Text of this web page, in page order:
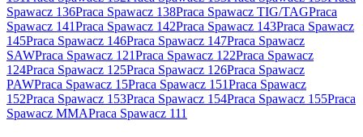
Spawacz 136Praca Spawacz 138Praca Spawacz TIG/TAGPraca
Spawacz 141Praca Spawacz 142Praca Spawacz 143Praca Spawacz
145Praca Spawacz 146Praca Spawacz 147Praca Spawacz
SAWPraca Spawacz 121Praca Spawacz 122Praca Spawacz
124Praca Spawacz 125Praca Spawacz 126Praca Spawacz
PAWPraca Spawacz 15Praca Spawacz 151Praca Spawacz
152Praca Spawacz 153Praca Spawacz 154Praca Spawacz 155Praca
Spawacz MMAPraca Spawacz 111